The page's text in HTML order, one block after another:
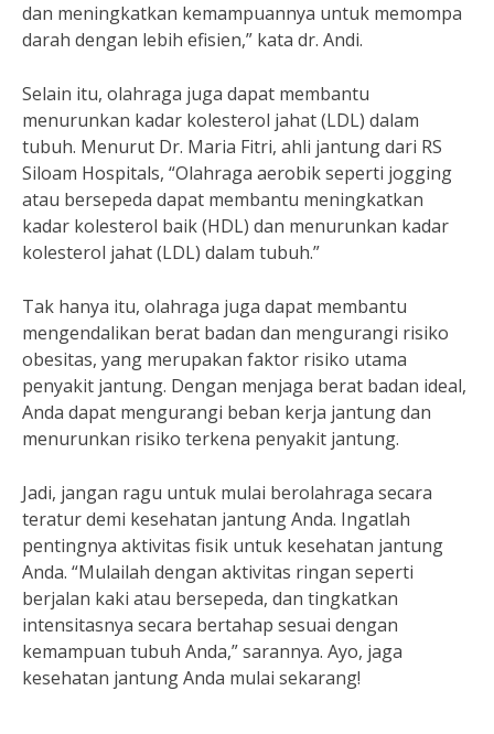
dan meningkatkan kemampuannya untuk memompa
darah dengan lebih efisien,” kata dr. Andi.
Selain itu, olahraga juga dapat membantu
menurunkan kadar kolesterol jahat (LDL) dalam
tubuh. Menurut Dr. Maria Fitri, ahli jantung dari RS
Siloam Hospitals, “Olahraga aerobik seperti jogging
atau bersepeda dapat membantu meningkatkan
kadar kolesterol baik (HDL) dan menurunkan kadar
kolesterol jahat (LDL) dalam tubuh.”
Tak hanya itu, olahraga juga dapat membantu
mengendalikan berat badan dan mengurangi risiko
obesitas, yang merupakan faktor risiko utama
penyakit jantung. Dengan menjaga berat badan ideal,
Anda dapat mengurangi beban kerja jantung dan
menurunkan risiko terkena penyakit jantung.
Jadi, jangan ragu untuk mulai berolahraga secara
teratur demi kesehatan jantung Anda. Ingatlah
pentingnya aktivitas fisik untuk kesehatan jantung
Anda. “Mulailah dengan aktivitas ringan seperti
berjalan kaki atau bersepeda, dan tingkatkan
intensitasnya secara bertahap sesuai dengan
kemampuan tubuh Anda,” sarannya. Ayo, jaga
kesehatan jantung Anda mulai sekarang!